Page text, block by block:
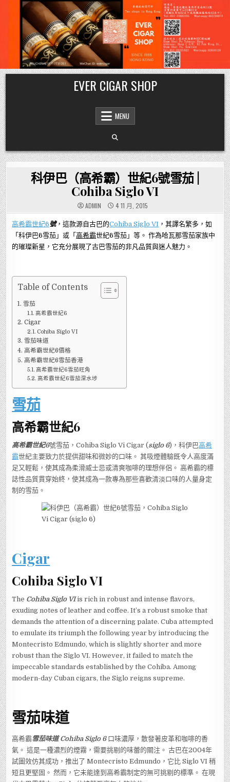
Skip
to
content
EVER CIGAR SHOP
MENU
科伊巴（高希霸）世紀6號雪茄 |
Cohiba Siglo VI
ADMIN 4 11 月, 2015
高希霸世紀6號，這款源自古巴的Cohiba Siglo VI ，其譯名繁多，如
「科伊巴6雪茄」或「高希霸世紀6雪茄」等。 作為哈瓦那雪茄家族中
的璀璨新星，它充分展現了古巴雪茄的非凡品質與迷人魅力。
Table of Contents
雪茄
高希霸世紀6
Cigar
Cohiba Siglo VI
雪茄味道
高希霸世紀6價格
高希霸世紀6雪茄香港
高希霸世紀6雪茄旺角
高希霸世紀6雪茄深水埗
雪茄
高希霸世紀6
高希霸世紀6號雪茄，Cohiba Siglo Vi Cigar (siglo 6)，科伊巴高希
霸世紀主要致力於提供甜味和微妙的口味。 其吸煙體驗既令人高度滿
足又輕鬆，使其成為柔滑威士忌或清爽咖啡的理想伴侶。 高希霸的標
誌性品質貫穿始終，使其成為一款專為那些喜歡清淡口味的人量身定
制的雪茄。
Cigar
Cohiba Siglo VI
The Cohiba Siglo VIis rich in robust and intense flavors,
exuding notes of leather and coffee. It’s a robust smoke that
demands the attention of a discerning palate. Cuba attempted
to emulate its triumph the following year by introducing the
Montecristo Edmundo, which is slightly shorter and more
robust than the Siglo VI. However, it failed to match the
impeccable standards established by the Cohiba. Among
modern-day Cuban cigars, the Siglo reigns supreme.
雪茄味道
高希霸雪茄味道 Cohiba Siglo6口味濃厚，散發著皮革和咖啡的香
氣。 這是一種濃烈的煙霧，需要挑剔的味蕾的關注。 古巴在2004年
試圖效仿其成功，推出了 Montecristo Edmundo，它比 Siglo VI 稍
短且更堅固。 然而，它未能達到高希霸制定的無可挑剔的標準。 在現